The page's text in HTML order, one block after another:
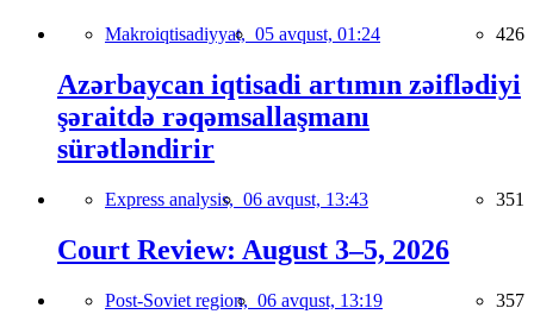
Makroiqtisadiyyat, 05 avqust, 01:24 426
Azərbaycan iqtisadi artımın zəiflədiyi
şəraitdə rəqəmsallaşmanı
sürətləndirir
Express analysis, 06 avqust, 13:43 351
Court Review: August 3–5, 2026
Post-Soviet region, 06 avqust, 13:19 357